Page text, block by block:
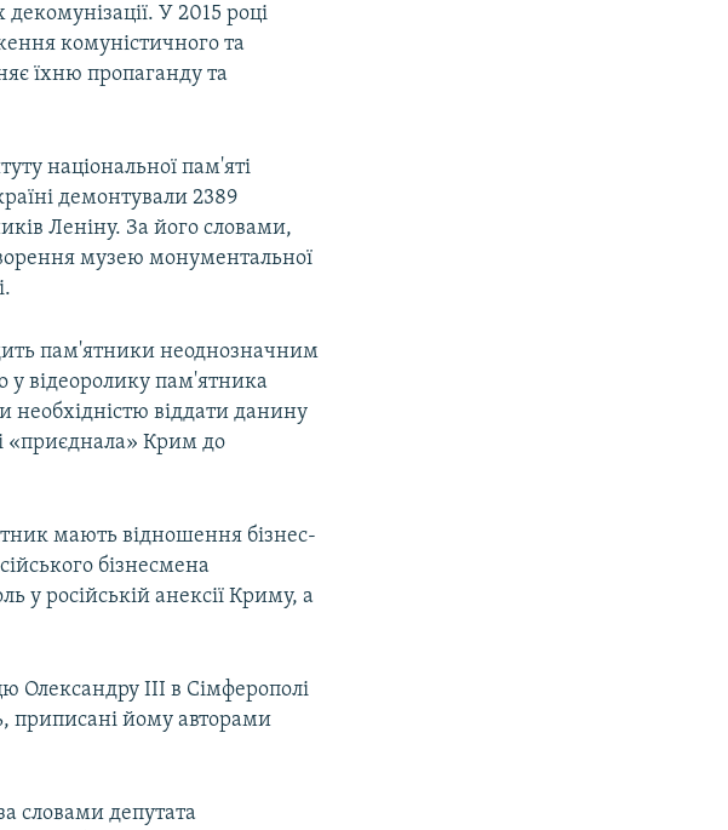
У 2015 році
комуністичного та
їхню пропаганду та
національної пам'яті
демонтували 2389
Леніну. За його словами,
музею монументальної
пам'ятники неоднозначним
у відеоролику пам'ятника
необхідністю віддати данину
«приєднала» Крим до
мають відношення бізнес-
бізнесмена
у російській анексії Криму, а
Олександру III в Сімферополі
приписані йому авторами
словами депутата